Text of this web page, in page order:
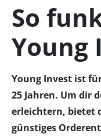
So
Young
Young Invest ist
25 Jahren. Um dir
erleichtern, bietet
günstiges